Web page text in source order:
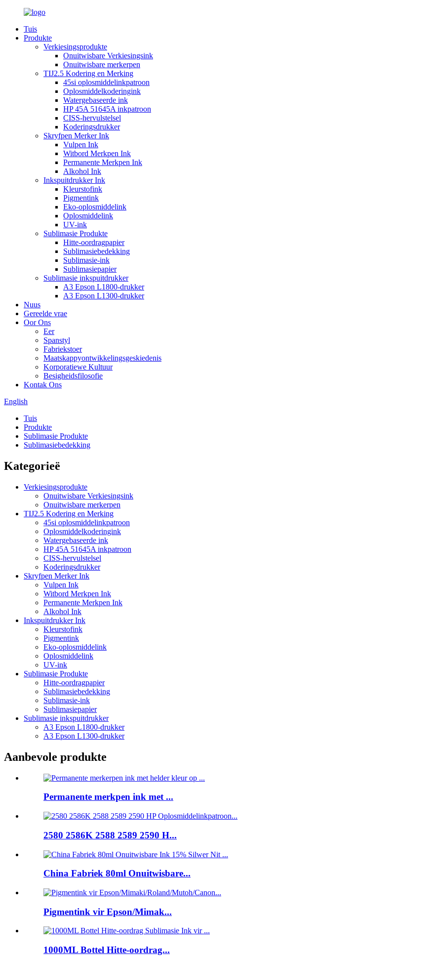
Tuis
Produkte
Verkiesingsprodukte
Onuitwisbare Verkiesingsink
Onuitwisbare merkerpen
TIJ2.5 Kodering en Merking
45si oplosmiddelinkpatroon
Oplosmiddelkoderingink
Watergebaseerde ink
HP 45A 51645A inkpatroon
CISS-hervulstelsel
Koderingsdrukker
Skryfpen Merker Ink
Vulpen Ink
Witbord Merkpen Ink
Permanente Merkpen Ink
Alkohol Ink
Inkspuitdrukker Ink
Kleurstofink
Pigmentink
Eko-oplosmiddelink
Oplosmiddelink
UV-ink
Sublimasie Produkte
Hitte-oordragpapier
Sublimasiebedekking
Sublimasie-ink
Sublimasiepapier
Sublimasie inkspuitdrukker
A3 Epson L1800-drukker
A3 Epson L1300-drukker
Nuus
Gereelde vrae
Oor Ons
Eer
Spanstyl
Fabriekstoer
Maatskappyontwikkelingsgeskiedenis
Korporatiewe Kultuur
Besigheidsfilosofie
Kontak Ons
English
Tuis
Produkte
Sublimasie Produkte
Sublimasiebedekking
Kategorieë
Verkiesingsprodukte
Onuitwisbare Verkiesingsink
Onuitwisbare merkerpen
TIJ2.5 Kodering en Merking
45si oplosmiddelinkpatroon
Oplosmiddelkoderingink
Watergebaseerde ink
HP 45A 51645A inkpatroon
CISS-hervulstelsel
Koderingsdrukker
Skryfpen Merker Ink
Vulpen Ink
Witbord Merkpen Ink
Permanente Merkpen Ink
Alkohol Ink
Inkspuitdrukker Ink
Kleurstofink
Pigmentink
Eko-oplosmiddelink
Oplosmiddelink
UV-ink
Sublimasie Produkte
Hitte-oordragpapier
Sublimasiebedekking
Sublimasie-ink
Sublimasiepapier
Sublimasie inkspuitdrukker
A3 Epson L1800-drukker
A3 Epson L1300-drukker
Aanbevole produkte
Permanente merkpen ink met ...
2580 2586K 2588 2589 2590 H...
China Fabriek 80ml Onuitwisbare...
Pigmentink vir Epson/Mimak...
1000ML Bottel Hitte-oordrag...